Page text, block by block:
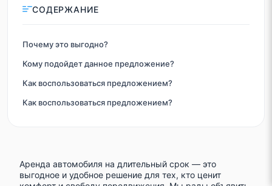
СОДЕРЖАНИЕ
Почему это выгодно?
Кому подойдет данное предложение?
Как воспользоваться предложением?
Как воспользоваться предложением?
Аренда автомобиля на длительный срок — это
выгодное и удобное решение для тех, кто ценит